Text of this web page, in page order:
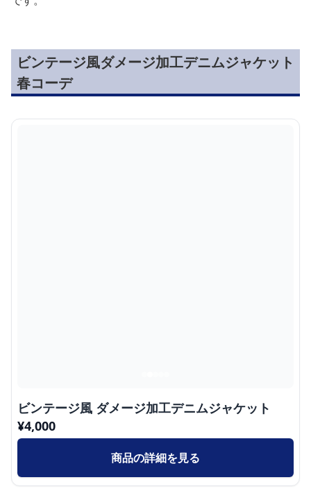
ビンテージ風ダメージ加工デニムジャケット
春コーデ
ビンテージ風 ダメージ加工デニムジャケット
¥4,000
商品の詳細を見る